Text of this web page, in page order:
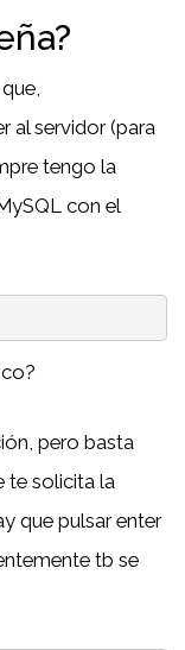
al servidor (para
tengo la
con el
pero basta
te solicita la
que pulsar enter
tb se